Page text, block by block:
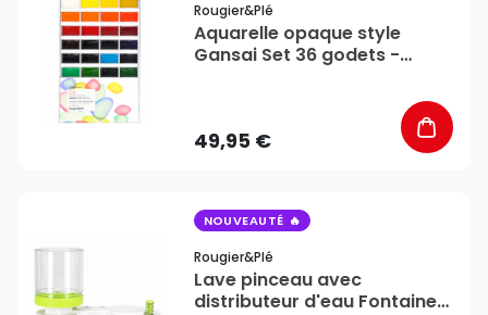
Rougier&plé
Aquarelle opaque style
Gansai Set 36 godets -
49,95 €
NOUVEAUTÉ
Rougier&plé
Lave pinceau avec
distributeur d'eau Fontaine